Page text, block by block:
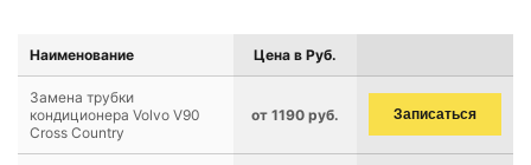
Наименование Цена в Руб.
Замена трубки
кондиционера Volvo V90
Cross Country
от 1190 руб. Записаться